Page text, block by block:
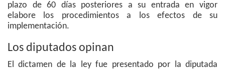
plazo de 60 días posteriores a su entrada en vigor
elabore los procedimientos a los efectos de su
implementación.
Los diputados opinan
El dictamen de la ley fue presentado por la diputada